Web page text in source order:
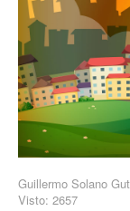
Guillermo Solano
Visto: 2657